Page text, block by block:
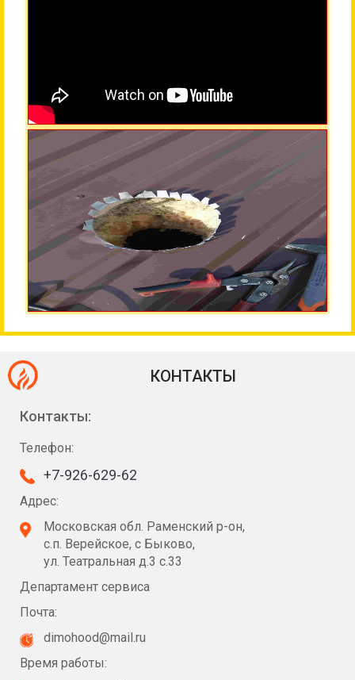
КОНТАКТЫ
Контакты:
Телефон:
+7-926-629-62
Адрес:
Московская обл. Раменский р-он,
с.п. Верейское, с Быково,
ул. Театральная д.3 с.33
Департамент сервиса
Почта:
dimohood@mail.ru
Время работы: